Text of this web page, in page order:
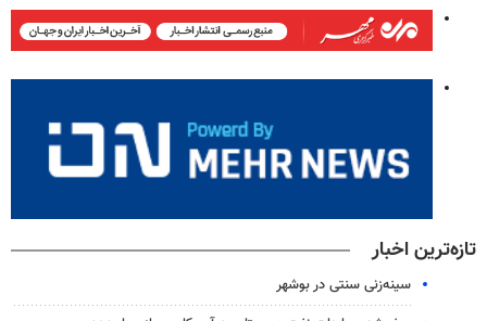
تازه‌ترین اخبار
سینه‌زنی سنتی در بوشهر